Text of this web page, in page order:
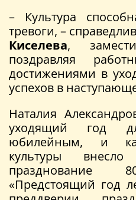
– Культура
тревоги, –
Киселева,
поздравляя
достижениями в
успехов в
Наталия
уходящий год
юбилейным, и
культуры
празднование
«Предстоящий год